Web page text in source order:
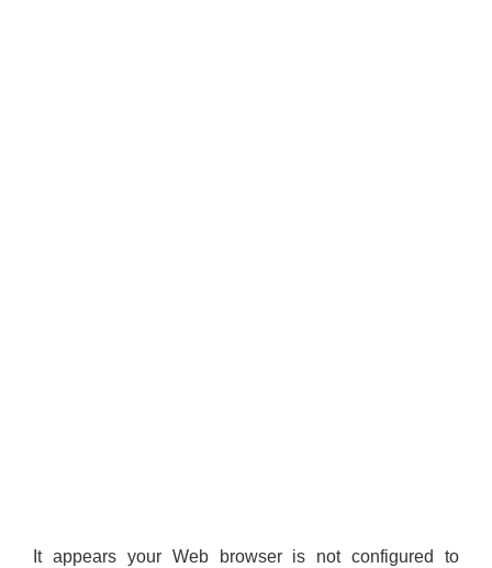
It appears your Web browser is not configured to